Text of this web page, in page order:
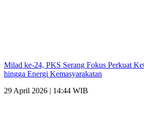
Milad ke-24, PKS Serang Fokus Perkuat
hingga Energi Kemasyarakatan
29 April 2026 | 14:44 WIB